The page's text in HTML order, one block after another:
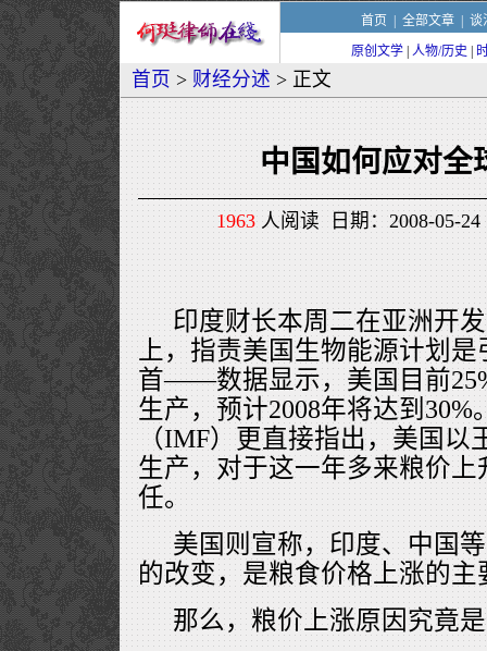
首页 全部文章| 谈
原创文学 人物/历史
首页 > 财经分述 > 正文
中国如何应对全
1963人阅读 日期：2008-05-24
印度财长本周二在亚洲开
上，指责美国生物能源计划
首——数据显示，美国目前
生产，预计2008年将达到
（IMF）更直接指出，美国以
生产，对于这一年多来粮价
任。
美国则宣称，印度、中国
的改变，是粮食价格上涨的主
那么，粮价上涨原因究竟